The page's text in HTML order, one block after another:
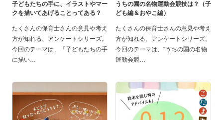
子どもたちの手に、イラストやマー
クを描いてあげることってある？
たくさんの保育士さんの意見や考え
方が知れる、アンケートシリーズ。
今回のテーマは、「子どもたちの手
に描い
うちの園の名物運動会競技は？（子
ども編＆おやこ編）
たくさんの保育士さんの意見や考え
方が知れる、アンケートシリーズ。
今回のテーマは、“うちの園の名物
運動会競